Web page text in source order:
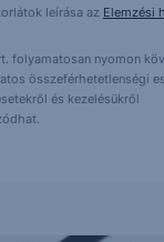
leírása az Elemzési
folyamatosan nyomon
összeférhetetlenségi
és kezelésükről